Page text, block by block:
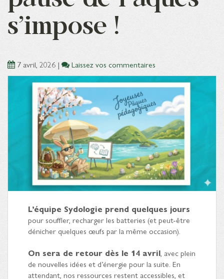
s’impose !
7 avril, 2026 | Laissez vos commentaires
L’équipe Sydologie prend quelques jours
pour souffler, recharger les batteries (et peut-être
dénicher quelques œufs par la même occasion).
On sera de retour dès le 14 avril, avec plein
de nouvelles idées et d’énergie pour la suite. En
attendant, nos ressources restent accessibles, et